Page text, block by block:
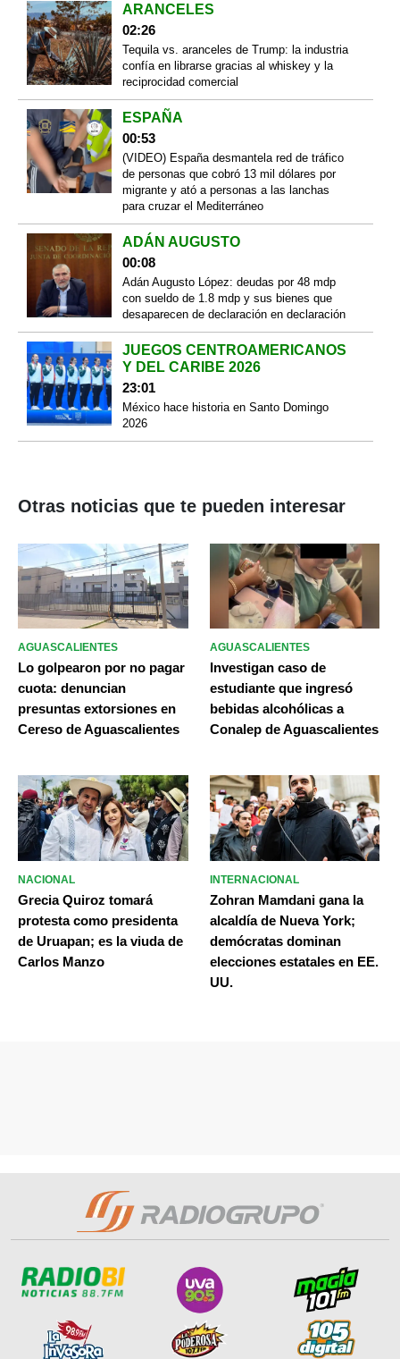
ARANCELES
02:26
Tequila vs. aranceles de Trump: la industria
confía en librarse gracias al whiskey y la
reciprocidad comercial
ESPAÑA
00:53
(VIDEO) España desmantela red de tráfico
de personas que cobró 13 mil dólares por
migrante y ató a personas a las lanchas
para cruzar el Mediterráneo
ADÁN AUGUSTO
00:08
Adán Augusto López: deudas por 48 mdp
con sueldo de 1.8 mdp y sus bienes que
desaparecen de declaración en declaración
JUEGOS CENTROAMERICANOS
Y DEL CARIBE 2026
23:01
México hace historia en Santo Domingo
2026
Otras noticias que te pueden interesar
AGUASCALIENTES
Lo golpearon por no pagar
cuota: denuncian
presuntas extorsiones en
Cereso de Aguascalientes
AGUASCALIENTES
Investigan caso de
estudiante que ingresó
bebidas alcohólicas a
Conalep de Aguascalientes
NACIONAL
Grecia Quiroz tomará
protesta como presidenta
de Uruapan; es la viuda de
Carlos Manzo
INTERNACIONAL
Zohran Mamdani gana la
alcaldía de Nueva York;
demócratas dominan
elecciones estatales en EE.
UU.